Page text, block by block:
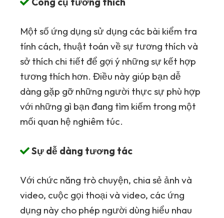
Một số ứng dụng sử dụng các bài kiểm tra
tính cách, thuật toán về sự tương thích và
sở thích chi tiết để gợi ý những sự kết hợp
tương thích hơn. Điều này giúp bạn dễ
dàng gặp gỡ những người thực sự phù hợp
với những gì bạn đang tìm kiếm trong một
mối quan hệ nghiêm túc.
Sự dễ dàng tương tác
Với chức năng trò chuyện, chia sẻ ảnh và
video, cuộc gọi thoại và video, các ứng
dụng này cho phép người dùng hiểu nhau